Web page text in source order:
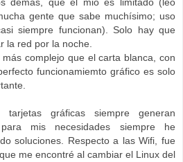
demás, que el mio es limitado (leo
gente que sabe muchísimo; uso
siempre funcionan). Solo hay que
la red por la noche.
complejo que el carta blanca, con
funcionamiemto gráfico es solo
gráficas siempre generan
mis necesidades siempre he
soluciones. Respecto a las Wifi, fue
me encontré al cambiar el Linux del